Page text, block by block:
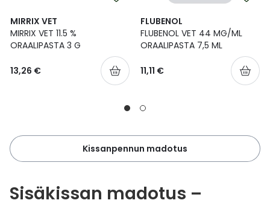
MIRRIX VET
MIRRIX VET 11.5 %
ORAALIPASTA 3 G
13,26 €
FLUBENOL
FLUBENOL VET 44 MG/ML
ORAALIPASTA 7,5 ML
11,11 €
Kissanpennun madotus
Sisäkissan madotus –